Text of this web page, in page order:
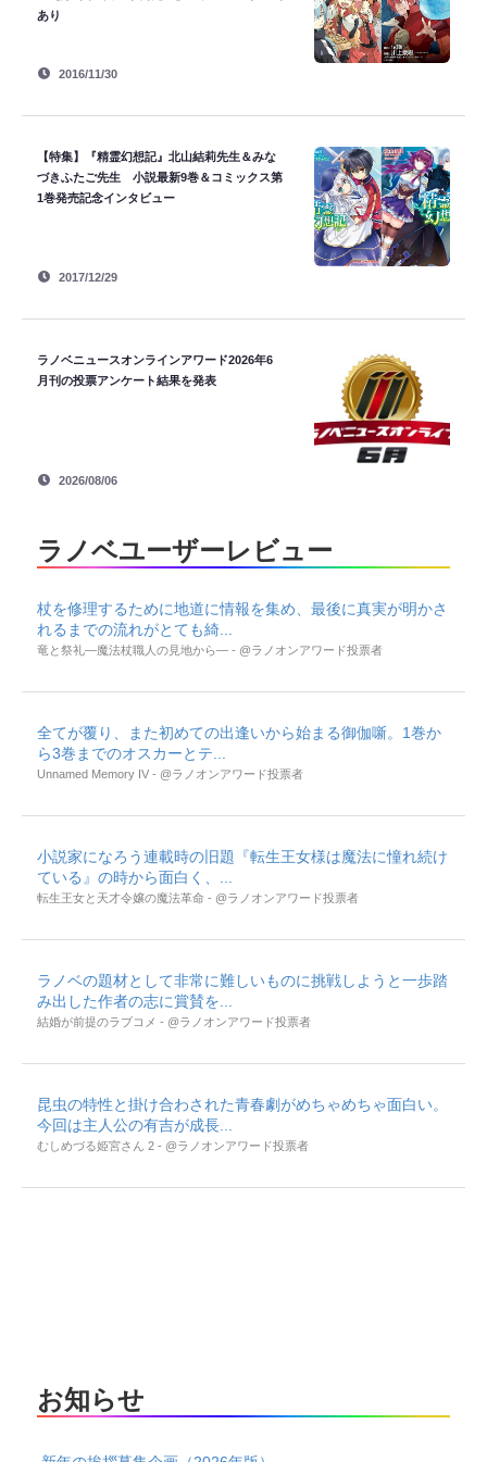
あり
2016/11/30
【特集】『精霊幻想記』北山結莉先生＆みな
づきふたご先生 小説最新9巻＆コミックス第
1巻発売記念インタビュー
2017/12/29
ラノベニュースオンラインアワード2026年6
月刊の投票アンケート結果を発表
2026/08/06
ラノベユーザーレビュー
杖を修理するために地道に情報を集め、最後に真実が明かさ
れるまでの流れがとても綺...
竜と祭礼―魔法杖職人の見地から― - @ラノオンアワード投票者
全てが覆り、また初めての出逢いから始まる御伽噺。1巻か
ら3巻までのオスカーとテ...
Unnamed Memory IV - @ラノオンアワード投票者
小説家になろう連載時の旧題『転生王女様は魔法に憧れ続け
ている』の時から面白く、...
転生王女と天才令嬢の魔法革命 - @ラノオンアワード投票者
ラノベの題材として非常に難しいものに挑戦しようと一歩踏
み出した作者の志に賞賛を...
結婚が前提のラブコメ - @ラノオンアワード投票者
昆虫の特性と掛け合わされた青春劇がめちゃめちゃ面白い。
今回は主人公の有吉が成長...
むしめづる姫宮さん 2 - @ラノオンアワード投票者
お知らせ